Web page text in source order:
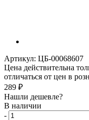
Артикул: ЦБ-00068607
Цена действительна
отличаться от цен в
289 ₽
Нашли дешевле?
В наличии
-